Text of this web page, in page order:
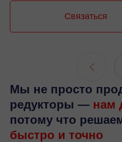
Связаться
Мы не просто
редукторы — нам
потому что
быстро и точно